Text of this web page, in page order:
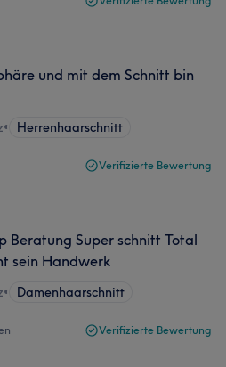
und mit dem Schnitt bin
• Herrenhaarschnitt
Verifizierte Bewertung
Beratung Super schnitt Total
sein Handwerk
• Damenhaarschnitt
Verifizierte Bewertung